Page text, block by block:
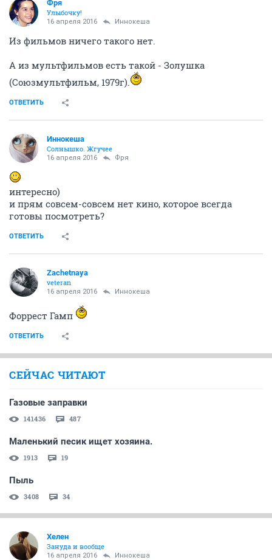
Фря
Улыбочку!
16 апреля 2016 Иннокеша
Из фильмов ничего такого нет.
А из мультфильмов есть такой - Золушка
(Союзмультфильм, 1979г).
ОТВЕТИТЬ
Иннокеша
Солнышко. Жгучее
16 апреля 2016 Фря
интересно)
и прям совсем-совсем нет кино, которое всегда
готовы посмотреть?
ОТВЕТИТЬ
Zachetnaya
veteran
16 апреля 2016 Иннокеша
Форрест Гамп
ОТВЕТИТЬ
СЕЙЧАС ЧИТАЮТ
Газовые заправки
141436 487
Маленький песик ищет хозяина.
1913 19
Пыль
3408 34
Хелен
Зануда и вообще
16 апреля 2016 Иннокеша